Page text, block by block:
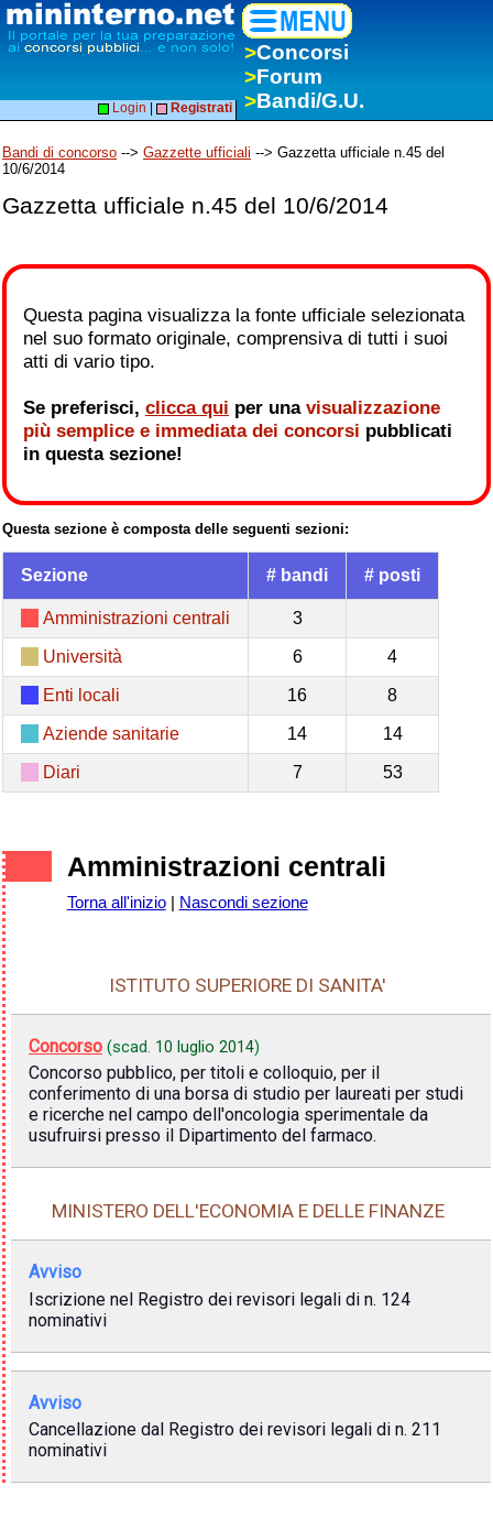
>Concorsi
>Forum
>Bandi/G.U.
Login Registrati
Bandi di concorso --> Gazzette ufficiali --> Gazzetta ufficiale n.45 del
10/6/2014
Gazzetta ufficiale n.45 del 10/6/2014
Questa pagina visualizza la fonte ufficiale selezionata
nel suo formato originale, comprensiva di tutti i suoi
atti di vario tipo.
Se preferisci, clicca qui per una visualizzazione
più semplice e immediata dei concorsi pubblicati
in questa sezione!
Questa sezione è composta delle seguenti sezioni:
Sezione # bandi # posti
Amministrazioni centrali 3
Università 6 4
Enti locali 16 8
Aziende sanitarie 14 14
Diari 7 53
Amministrazioni centrali
Torna all'inizio| Nascondi sezione
ISTITUTO SUPERIORE DI SANITA'
Concorso (scad. 10 luglio 2014)
Concorso pubblico, per titoli e colloquio, per il
conferimento di una borsa di studio per laureati per studi
e ricerche nel campo dell'oncologia sperimentale da
usufruirsi presso il Dipartimento del farmaco.
MINISTERO DELL'ECONOMIA E DELLE FINANZE
Avviso
Iscrizione nel Registro dei revisori legali di n. 124
nominativi
Avviso
Cancellazione dal Registro dei revisori legali di n. 211
nominativi